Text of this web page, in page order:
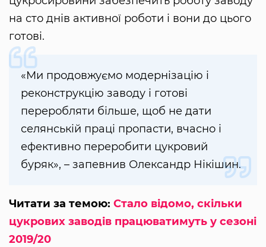
на сто днів активної роботи і вони до цього
готові.
«Ми продовжуємо модернізацію і
реконструкцію заводу і готові
переробляти більше, щоб не дати
селянській праці пропасти, вчасно і
ефективно переробити цукровий
буряк», – запевнив Олександр Нікішин.
Читати за темою: Стало відомо, скільки
цукрових заводів працюватимуть у сезоні
2019/20